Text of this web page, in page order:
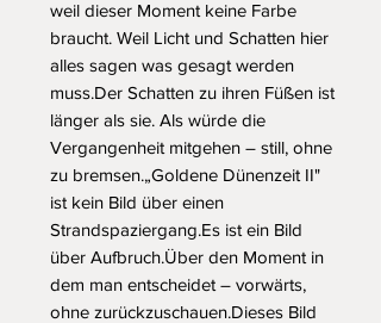
weil dieser Moment keine Farbe
braucht. Weil Licht und Schatten hier
alles sagen was gesagt werden
muss.Der Schatten zu ihren Füßen ist
länger als sie. Als würde die
Vergangenheit mitgehen – still, ohne
zu bremsen.„Goldene Dünenzeit II"
ist kein Bild über einen
Strandspaziergang.Es ist ein Bild
über Aufbruch.Über den Moment in
dem man entscheidet – vorwärts,
ohne zurückzuschauen.Dieses Bild